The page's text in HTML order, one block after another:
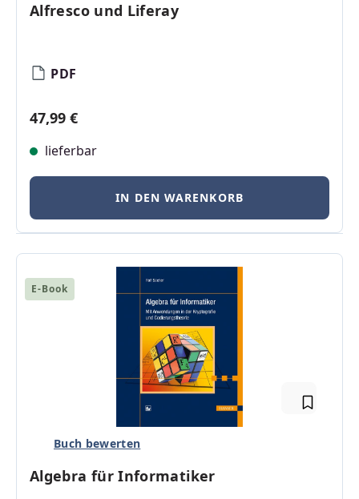
Alfresco und Liferay
PDF
Regulärer Preis:
47,99 €
lieferbar
IN DEN WARENKORB
E-Book
Buch bewerten
Algebra für Informatiker